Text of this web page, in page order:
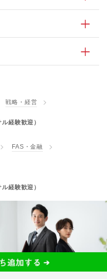
戦略・経営
経験歓迎）
FAS・金融
経験歓迎）